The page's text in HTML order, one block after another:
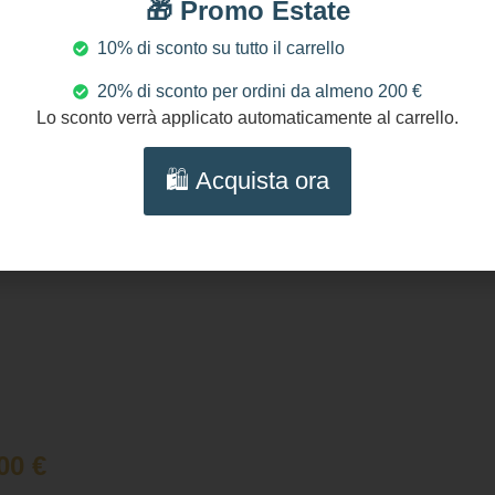
€
🎁 Promo Estate
10% di sconto su tutto il carrello
20% di sconto per ordini da almeno 200 €
Lo sconto verrà applicato automaticamente al carrello.
🛍️ Acquista ora